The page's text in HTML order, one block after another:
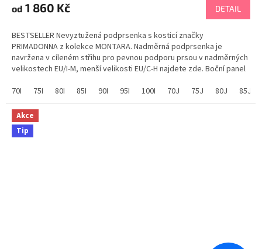
od 1 860 Kč DETAIL
BESTSELLER Nevyztužená podprsenka s kosticí značky
PRIMADONNA z kolekce MONTARA. Nadměrná podprsenka je
navržena v cíleném střihu pro pevnou podporu prsou v nadměrných
velikostech EU/I-M, menší velikosti EU/C-H najdete zde. Boční panel
70I
75I 80I 85I 90I 95I 100I 70J 75J 80J 85J
Akce
Tip